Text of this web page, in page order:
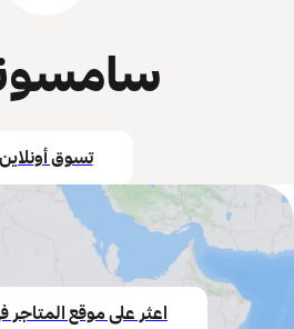
تسوق أونلاين
اعثر على موقع